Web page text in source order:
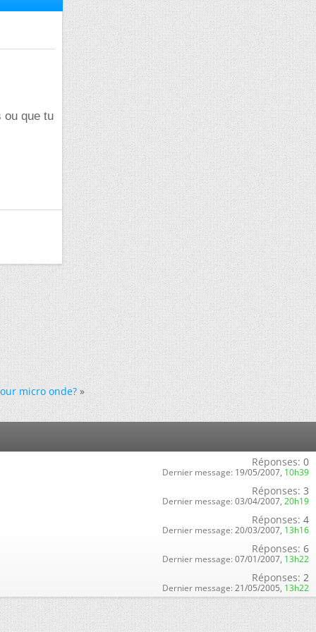
ou que tu
micro onde? »
Réponses: 0
Dernier message: 19/05/2007, 10h39
Réponses: 3
Dernier message: 03/04/2007, 20h19
Réponses: 4
Dernier message: 20/03/2007, 13h16
Réponses: 6
Dernier message: 07/01/2007, 13h22
Réponses: 2
Dernier message: 21/05/2005, 13h22